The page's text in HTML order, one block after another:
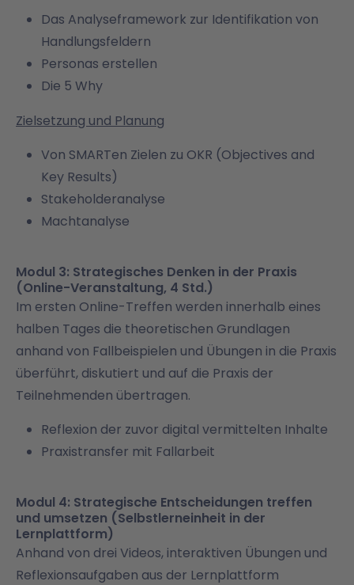
Das Analyseframework zur Identifikation von
Handlungsfeldern
Personas erstellen
Die 5 Why
Zielsetzung und Planung
Von SMARTen Zielen zu OKR (Objectives and
Key Results)
Stakeholderanalyse
Machtanalyse
Modul 3: Strategisches Denken in der Praxis
(Online-Veranstaltung, 4 Std.)
Im ersten Online-Treffen werden innerhalb eines
halben Tages die theoretischen Grundlagen
anhand von Fallbeispielen und Übungen in die Praxis
überführt, diskutiert und auf die Praxis der
Teilnehmenden übertragen.
Reflexion der zuvor digital vermittelten Inhalte
Praxistransfer mit Fallarbeit
Modul 4: Strategische Entscheidungen treffen
und umsetzen (Selbstlerneinheit in der
Lernplattform)
Anhand von drei Videos, interaktiven Übungen und
Reflexionsaufgaben aus der Lernplattform